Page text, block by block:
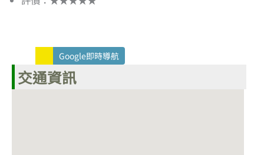
Google即時導航
交通資訊